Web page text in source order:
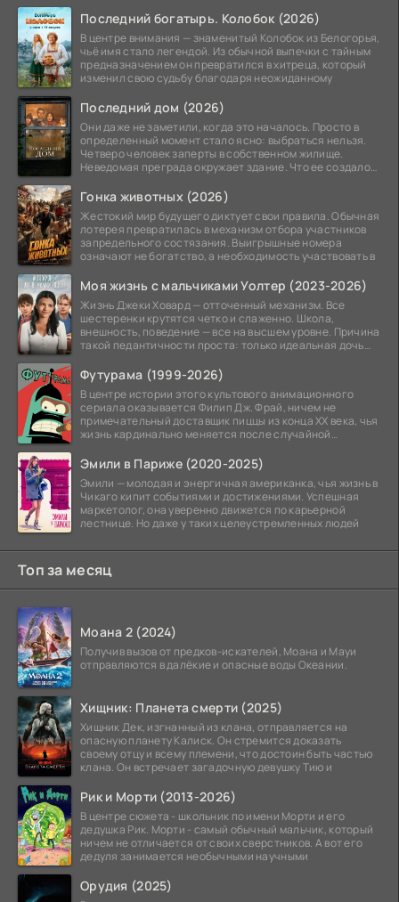
Последний богатырь. Колобок (2026)
В центре внимания — знаменитый Колобок из Белогорья,
чьё имя стало легендой. Из обычной выпечки с тайным
предназначением он превратился в хитреца, который
изменил свою судьбу благодаря неожиданному
Последний дом (2026)
Они даже не заметили, когда это началось. Просто в
определенный момент стало ясно: выбраться нельзя.
Четверо человек заперты в собственном жилище.
Неведомая преграда окружает здание. Что ее создало
Гонка животных (2026)
Жестокий мир будущего диктует свои правила. Обычная
лотерея превратилась в механизм отбора участников
запредельного состязания. Выигрышные номера
означают не богатство, а необходимость участвовать в
Моя жизнь с мальчиками Уолтер (2023-2026)
Жизнь Джеки Ховард — отточенный механизм. Все
шестеренки крутятся четко и слаженно. Школа,
внешность, поведение — все на высшем уровне. Причина
такой педантичности проста: только идеальная дочь
Футурама (1999-2026)
В центре истории этого культового анимационного
сериала оказывается Филип Дж. Фрай, ничем не
примечательный доставщик пиццы из конца XX века, чья
жизнь кардинально меняется после случайной
Эмили в Париже (2020-2025)
Эмили — молодая и энергичная американка, чья жизнь в
Чикаго кипит событиями и достижениями. Успешная
маркетолог, она уверенно движется по карьерной
лестнице. Но даже у таких целеустремленных людей
Топ за месяц
Моана 2 (2024)
Получив вызов от предков-искателей, Моана и Мауи
отправляются в далёкие и опасные воды Океании.
Хищник: Планета смерти (2025)
Хищник Дек, изгнанный из клана, отправляется на
опасную планету Калиск. Он стремится доказать
своему отцу и всему племени, что достоин быть частью
клана. Он встречает загадочную девушку Тию и
Рик и Морти (2013-2026)
В центре сюжета - школьник по имени Морти и его
дедушка Рик. Морти - самый обычный мальчик, который
ничем не отличается от своих сверстников. А вот его
дедуля занимается необычными научными
Орудия (2025)